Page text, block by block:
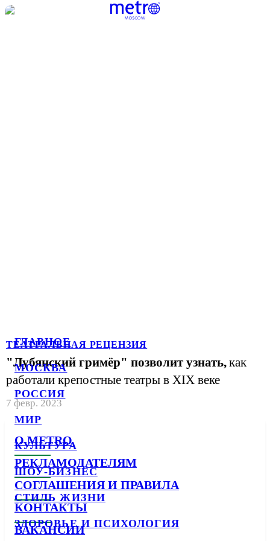
ГЛАВНОЕ
МОСКВА
РОССИЯ
МИР
КУЛЬТУРА
ШОУ-БИЗНЕС
СТИЛЬ ЖИЗНИ
ЗДОРОВЬЕ И ПСИХОЛОГИЯ
ТЕАТРАЛЬНАЯ РЕЦЕНЗИЯ
"Лубянский гримёр" позволит узнать,как
работали крепостные театры в XIX веке
7 февр. 2023
О METRO
РЕКЛАМОДАТЕЛЯМ
СОГЛАШЕНИЯ И ПРАВИЛА
КОНТАКТЫ
ВАКАНСИИ